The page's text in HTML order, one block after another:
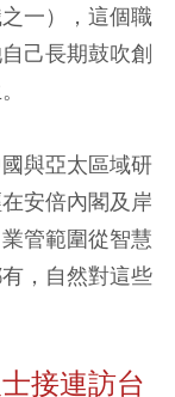
一），這個職
己長期鼓吹創
與亞太區域研
安倍內閣及岸
管範圍從智慧
，自然對這些
接連訪台